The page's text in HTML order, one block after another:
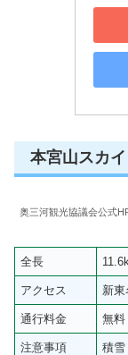
本宮山スカ
奥三河観光協議会公式
全長
アクセス 新
通行料金 無料
注意事項 積雪